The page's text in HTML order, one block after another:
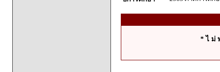
* ไ ม่